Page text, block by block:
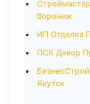
Воронеж
ИП Отделка
ПСК Декор
Якутск